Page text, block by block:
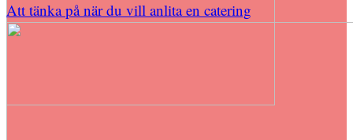
Att tänka på när du vill anlita en catering